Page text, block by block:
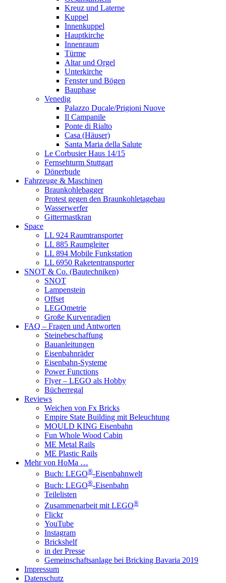
Kreuz und Laterne
Kuppel
Innenkuppel
Hauptkirche
Innenraum
Türme
Altar und Orgel
Unterkirche
Fenster und Bögen
Bauphase
Venedig
Palazzo Ducale/Prigioni Nuove
Il Campanile
Ponte di Rialto
Casa (Häuser)
Santa Maria della Salute
Le Corbusier Haus 14/15
Fernsehturm Stuttgart
Dönerbude
Fahrzeuge & Maschinen
Braunkohlebagger
Protest gegen den Braunkohletagebau
Wasserwerfer
Gittermastkran
Space
LL 924 Raumtransporter
LL 885 Raumgleiter
LL 894 Mobile Funkstation
LL 6950 Raketentransporter
SNOT & Co. (Bautechniken)
SNOT
Lampenstein
Offset
LEGOmetrie
Große Kurvenradien
FAQ – Fragen und Antworten
Steinebeschaffung
Bauanleitungen
Eisenbahnräder
Eisenbahn-Systeme
Power Functions
Flyer – LEGO als Hobby
Bücherregal
Reviews
Weichen von Fx Bricks
Empire State Building mit Beleuchtung
MOULD KING Eisenbahn
Fun Whole Wood Cabin
ME Metal Rails
ME Plastic Rails
Mehr von HoMa …
Buch: LEGO®-Eisenbahnwelt
Buch: LEGO®-Eisenbahn
Teilelisten
Zusammenarbeit mit LEGO®
Flickr
YouTube
Instagram
Brickshelf
in der Presse
Gemeinschaftsanlage bei Bricking Bavaria 2019
Impressum
Datenschutz